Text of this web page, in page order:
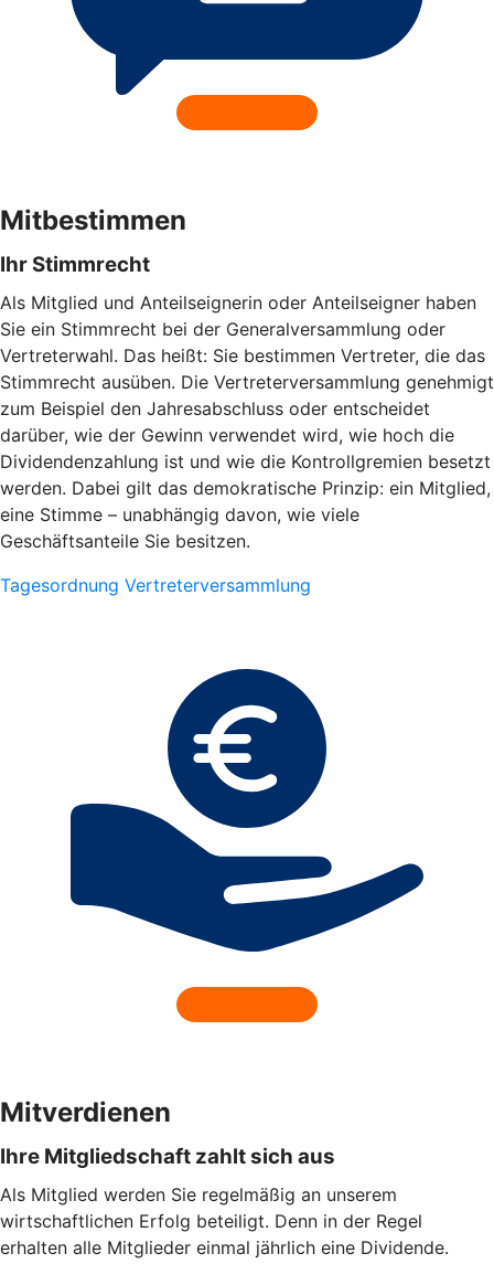
Mitbestimmen
Ihr Stimmrecht
Als Mitglied und Anteilseignerin oder Anteilseigner haben
Sie ein Stimmrecht bei der Generalversammlung oder
Vertreterwahl. Das heißt: Sie bestimmen Vertreter, die das
Stimmrecht ausüben. Die Vertreterversammlung genehmigt
zum Beispiel den Jahresabschluss oder entscheidet
darüber, wie der Gewinn verwendet wird, wie hoch die
Dividendenzahlung ist und wie die Kontrollgremien besetzt
werden. Dabei gilt das demokratische Prinzip: ein Mitglied,
eine Stimme – unabhängig davon, wie viele
Geschäftsanteile Sie besitzen.
Tagesordnung Vertreterversammlung
Mitverdienen
Ihre Mitgliedschaft zahlt sich aus
Als Mitglied werden Sie regelmäßig an unserem
wirtschaftlichen Erfolg beteiligt. Denn in der Regel
erhalten alle Mitglieder einmal jährlich eine Dividende.